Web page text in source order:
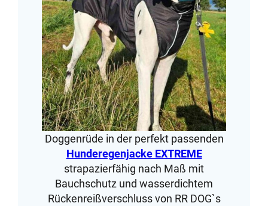
Doggenrüde in der perfekt passenden
Hunderegenjacke EXTREME
strapazierfähig nach Maß mit
Bauchschutz und wasserdichtem
Rückenreißverschluss von RR DOG`s